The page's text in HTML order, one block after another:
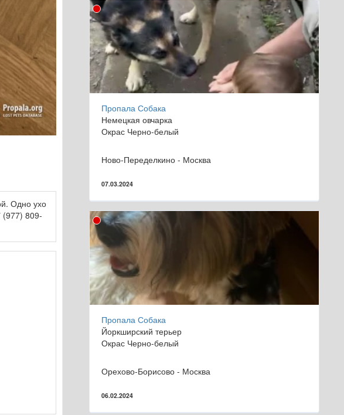
Одно ухо
(977) 809-
Пропала Собака
Немецкая овчарка
Окрас Черно-белый
Ново-Переделкино - Москва
07.03.2024
Пропала Собака
Йоркширский терьер
Окрас Черно-белый
Орехово-Борисово - Москва
06.02.2024